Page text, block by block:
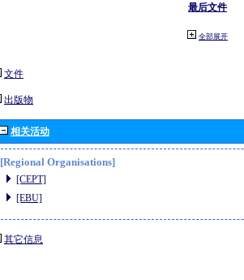
最后文件
全部展开
文件
出版物
相关活动
[Regional Organisations]
[CEPT]
[EBU]
其它信息